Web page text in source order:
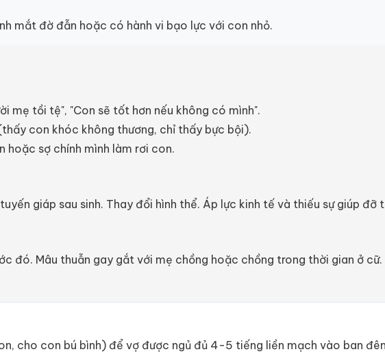
mắt đờ đẫn hoặc có hành vi bạo lực với con nhỏ.
mẹ tồi tệ", "Con sẽ tốt hơn nếu không có mình".
con khóc không thương, chỉ thấy bực bội).
hoặc sợ chính mình làm rơi con.
giáp sau sinh. Thay đổi hình thể. Áp lực kinh tế và thiếu sự giúp đỡ
đó. Mâu thuẫn gay gắt với mẹ chồng hoặc chồng trong thời gian ở cữ.
cho con bú bình) để vợ được ngủ đủ 4-5 tiếng liền mạch vào ban